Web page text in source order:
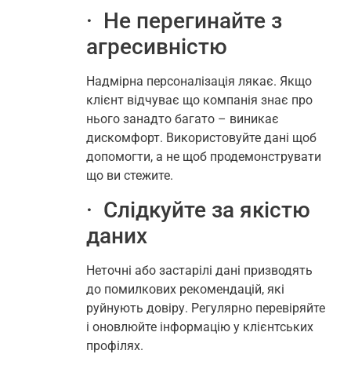
· Не перегинайте з
агресивністю
Надмірна персоналізація лякає. Якщо
клієнт відчуває що компанія знає про
нього занадто багато – виникає
дискомфорт. Використовуйте дані щоб
допомогти, а не щоб продемонструвати
що ви стежите.
· Слідкуйте за якістю
даних
Неточні або застарілі дані призводять
до помилкових рекомендацій, які
руйнують довіру. Регулярно перевіряйте
і оновлюйте інформацію у клієнтських
профілях.